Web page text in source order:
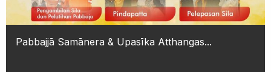
Pabbajjā Samānera & Upasīka Atthangas...